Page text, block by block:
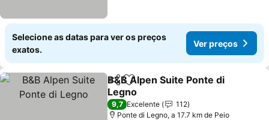
Selecione as datas para ver os preços
exatos.
Ver preços
PartilharAdicionar aos favoritos
B&B Alpen Suite Ponte di
Legno
Ver preços
9,7 Excelente
112
Ponte di Legno, a 17.7 km de Peio